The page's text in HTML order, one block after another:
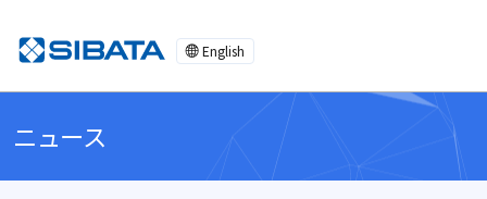
English
ニュース